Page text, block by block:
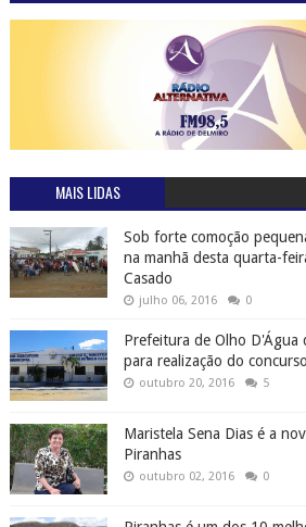
MAIS LIDAS
Sob forte comoção
na manhã desta quarta-
Casado
julho 06, 2016 0
Prefeitura de Olho D'Água
para realização do
outubro 20, 2016 5
Maristela Sena Dias é a
Piranhas
outubro 02, 2016 0